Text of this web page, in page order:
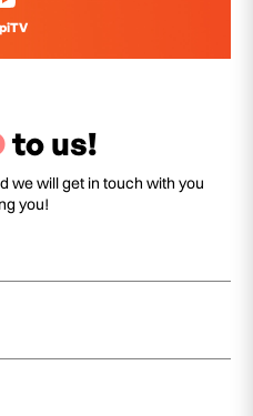
to us!
we will get in touch with you
you!